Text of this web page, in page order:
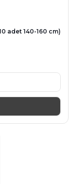
adet 140-160 cm)